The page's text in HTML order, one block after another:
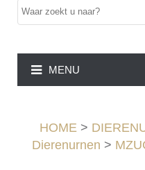
MENU
HOME >
Dierenurnen >